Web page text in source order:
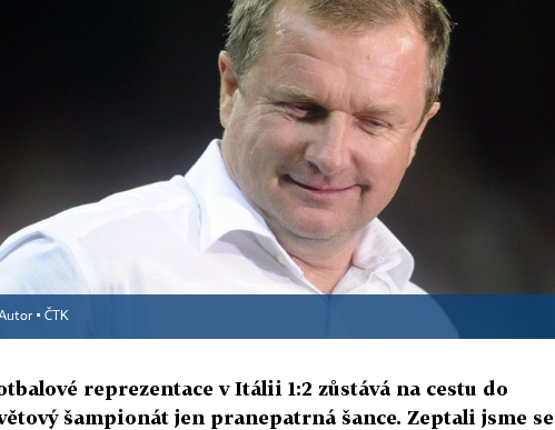
▪ ČTK
reprezentace v Itálii 1:2 zůstává na cestu do
šampionát jen pranepatrná šance. Zeptali jsme se